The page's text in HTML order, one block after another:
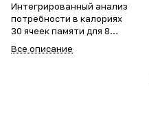
Интегрированный анализ
потребности в калориях
30 ячеек памяти для 8
Максимальная
Все описание